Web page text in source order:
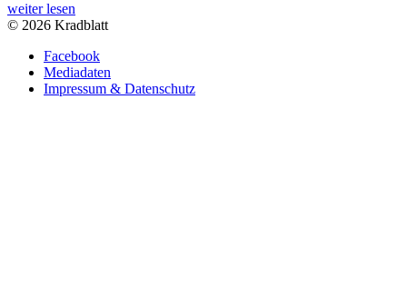
weiter lesen
© 2026 Kradblatt
Facebook
Mediadaten
Impressum & Datenschutz